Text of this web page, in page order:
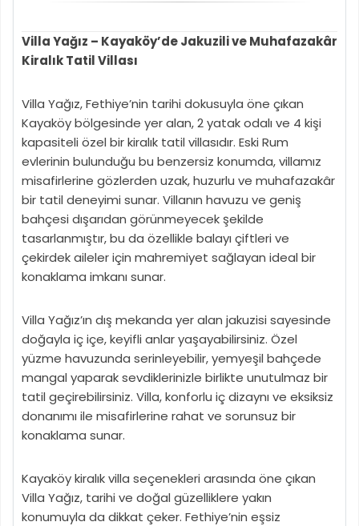
Villa Yağız – Kayaköy’de Jakuzili ve Muhafazakâr
Kiralık Tatil Villası
Villa Yağız, Fethiye’nin tarihi dokusuyla öne çıkan
Kayaköy bölgesinde yer alan, 2 yatak odalı ve 4 kişi
kapasiteli özel bir kiralık tatil villasıdır. Eski Rum
evlerinin bulunduğu bu benzersiz konumda, villamız
misafirlerine gözlerden uzak, huzurlu ve muhafazakâr
bir tatil deneyimi sunar. Villanın havuzu ve geniş
bahçesi dışarıdan görünmeyecek şekilde
tasarlanmıştır, bu da özellikle balayı çiftleri ve
çekirdek aileler için mahremiyet sağlayan ideal bir
konaklama imkanı sunar.
Villa Yağız’ın dış mekanda yer alan jakuzisi sayesinde
doğayla iç içe, keyifli anlar yaşayabilirsiniz. Özel
yüzme havuzunda serinleyebilir, yemyeşil bahçede
mangal yaparak sevdiklerinizle birlikte unutulmaz bir
tatil geçirebilirsiniz. Villa, konforlu iç dizaynı ve eksiksiz
donanımı ile misafirlerine rahat ve sorunsuz bir
konaklama sunar.
Kayaköy kiralık villa seçenekleri arasında öne çıkan
Villa Yağız, tarihi ve doğal güzelliklere yakın
konumuyla da dikkat çeker. Fethiye’nin eşsiz